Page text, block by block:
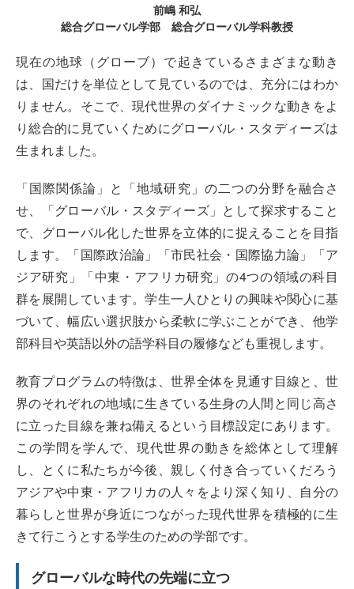
前嶋 和弘
総合グローバル学部 総合グローバル学科教授
現在の地球（グローブ）で起きているさまざまな動き
は、国だけを単位として見ているのでは、充分にはわか
りません。そこで、現代世界のダイナミックな動きをよ
り総合的に見ていくためにグローバル・スタディーズは
生まれました。
「国際関係論」と「地域研究」の二つの分野を融合さ
せ、「グローバル・スタディーズ」として探求すること
で、グローバル化した世界を立体的に捉えることを目指
します。「国際政治論」「市民社会・国際協力論」「ア
ジア研究」「中東・アフリカ研究」の4つの領域の科目
群を展開しています。学生一人ひとりの興味や関心に基
づいて、幅広い選択肢から柔軟に学ぶことができ、他学
部科目や英語以外の語学科目の履修なども重視します。
教育プログラムの特徴は、世界全体を見通す目線と、世
界のそれぞれの地域に生きている生身の人間と同じ高さ
に立った目線を兼ね備えるという目標設定にあります。
この学問を学んで、現代世界の動きを総体として理解
し、とくに私たちが今後、親しく付き合っていくだろう
アジアや中東・アフリカの人々をより深く知り、自分の
暮らしと世界が身近につながった現代世界を積極的に生
きて行こうとする学生のための学部です。
グローバルな時代の先端に立つ